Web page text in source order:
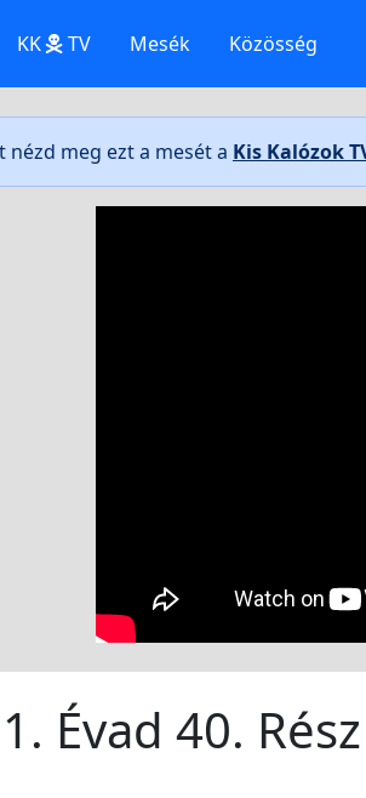
KK TV Mesék Közösség
nézd meg ezt a mesét a Kis Kalózok
Évad 40.